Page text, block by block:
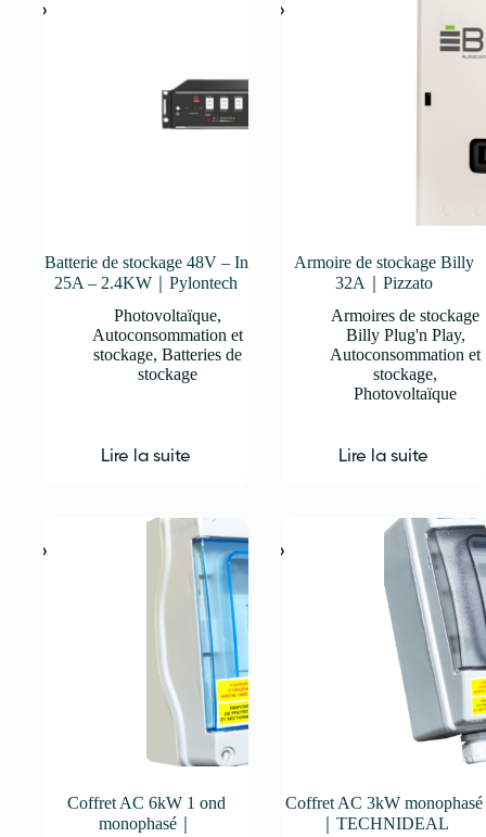
Batterie de stockage 48V – In
25A – 2.4KW｜Pylontech
Photovoltaïque,
Autoconsommation et
stockage, Batteries de
stockage
Lire la suite
Armoire de stockage Billy
32A｜Pizzato
Armoires de stockage
Billy Plug'n Play,
Autoconsommation et
stockage,
Photovoltaïque
Lire la suite
Coffret AC 6kW 1 ond
monophasé｜
Coffret AC 3kW monophasé
｜TECHNIDEAL